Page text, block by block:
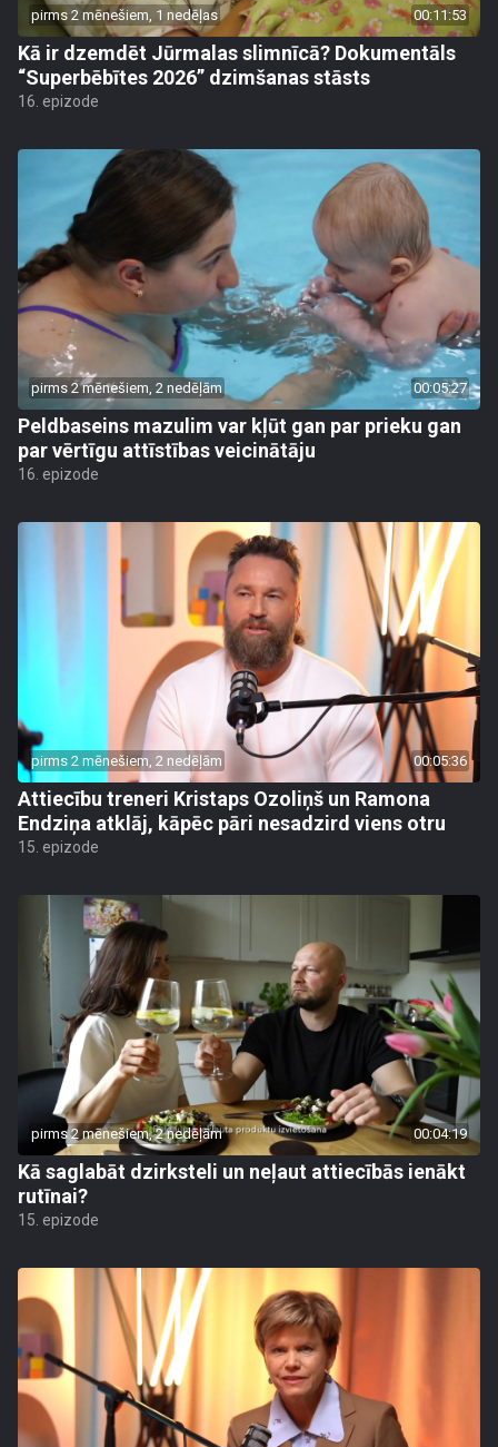
pirms 2 mēnešiem, 1 nedēļas 00:11:53
Kā ir dzemdēt Jūrmalas slimnīcā? Dokumentāls
“Superbēbītes 2026” dzimšanas stāsts
16. epizode
pirms 2 mēnešiem, 2 nedēļām 00:05:27
Peldbaseins mazulim var kļūt gan par prieku gan
par vērtīgu attīstības veicinātāju
16. epizode
pirms 2 mēnešiem, 2 nedēļām 00:05:36
Attiecību treneri Kristaps Ozoliņš un Ramona
Endziņa atklāj, kāpēc pāri nesadzird viens otru
15. epizode
pirms 2 mēnešiem, 2 nedēļām 00:04:19
Kā saglabāt dzirksteli un neļaut attiecībās ienākt
rutīnai?
15. epizode